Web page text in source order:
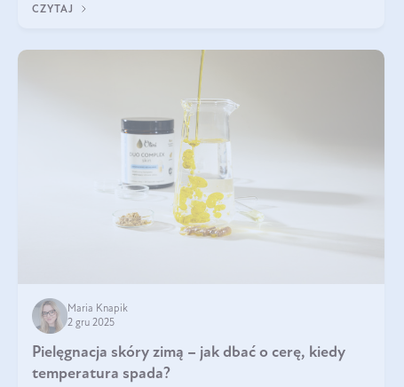
CZYTAJ
Maria Knapik
2 gru 2025
Pielęgnacja skóry zimą – jak dbać o cerę, kiedy
temperatura spada?